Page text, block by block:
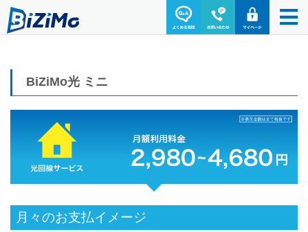
BiZiMo光 ミニ
月々のお支払イメージ